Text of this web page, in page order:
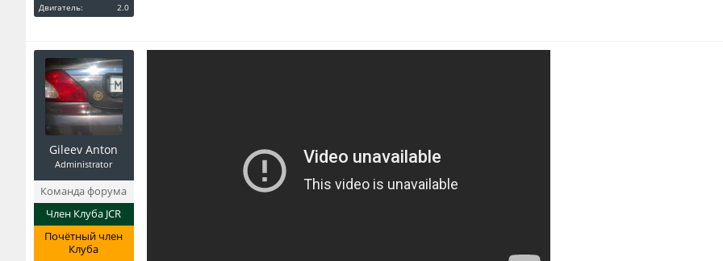
Двигатель:
2.0
Gileev Anton
Administrator
Команда форума
Член Клуба JCR
Почётный член
Клуба